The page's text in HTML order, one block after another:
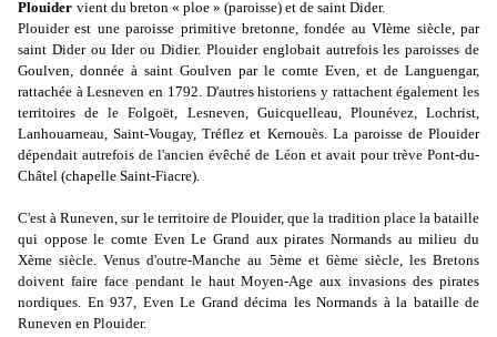
Plouider vient du breton « ploe » (paroisse) et de saint Dider.
Plouider est une paroisse primitive bretonne, fondée au VIème siècle, par
saint Dider ou Ider ou Didier. Plouider englobait autrefois les paroisses de
Goulven, donnée à saint Goulven par le comte Even, et de Languengar,
rattachée à Lesneven en 1792. D'autres historiens y rattachent également les
territoires de le Folgoët, Lesneven, Guicquelleau, Plounévez, Lochrist,
Lanhouarneau, Saint-Vougay, Tréflez et Kernouès. La paroisse de Plouider
dépendait autrefois de l'ancien évêché de Léon et avait pour trève Pont-du-
Châtel (chapelle Saint-Fiacre).
C'est à Runeven, sur le territoire de Plouider, que la tradition place la bataille
qui oppose le comte Even Le Grand aux pirates Normands au milieu du
Xème siècle. Venus d'outre-Manche au 5ème et 6ème siècle, les Bretons
doivent faire face pendant le haut Moyen-Age aux invasions des pirates
nordiques. En 937, Even Le Grand décima les Normands à la bataille de
Runeven en Plouider.